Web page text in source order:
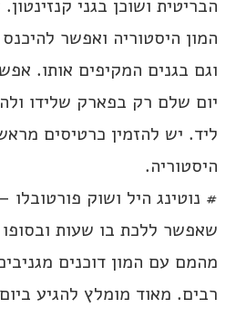
הבריטית ושוכן בגני
המון היסטוריה ואפשר
וגם בגנים המקיפים אותו.
יום שלם רק בפארק שלידו
ליד. יש להזמין כרטיסים
היסטוריה.
# נוטינג היל ושוק פורטובלו
שאפשר ללכת בו שעות
מהמם עם המון דוכנים
רבים. מאוד מומלץ להגיע